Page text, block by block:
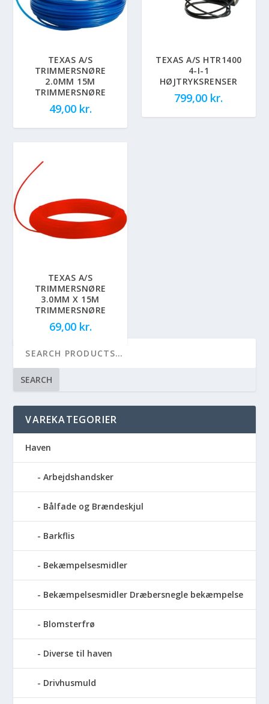
TEXAS A/S
TRIMMERSNØRE
2.0MM 15M
TRIMMERSNØRE
49,00 kr.
TEXAS A/S HTR1400
4-I-1
HØJTRYKSRENSER
799,00 kr.
TEXAS A/S
TRIMMERSNØRE
3.0MM X 15M
TRIMMERSNØRE
69,00 kr.
SEARCH
VAREKATEGORIER
Haven
Arbejdshandsker
Bålfade og Brændeskjul
Barkflis
Bekæmpelsesmidler
Bekæmpelsesmidler Dræbersnegle bekæmpelse
Blomsterfrø
Diverse til haven
Drivhusmuld